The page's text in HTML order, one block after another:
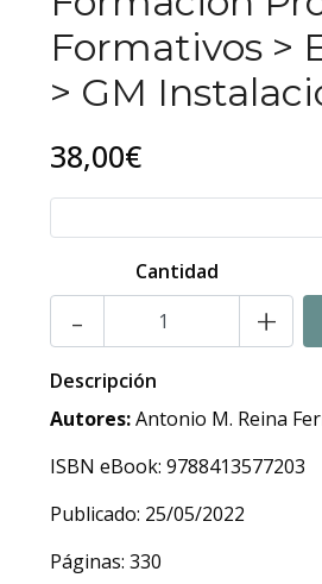
Formativos >
> GM
38,00€
Cantidad
- +
Descripción
Autores:Antonio M. Reina
ISBN eBook: 9788413577203
Publicado: 25/05/2022
Páginas: 330